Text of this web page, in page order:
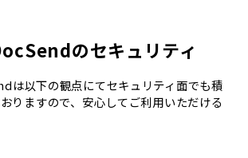
のセキュリティ
は以下の観点にてセキュリティ面でも積
りますので、安心してご利用いただける